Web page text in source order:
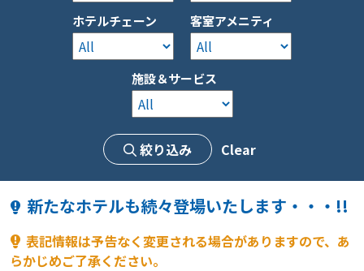
KIE Rates 12% off
Hampton Inn Linden
501 W Edgar Rd, Linden, NJ 07036
KIE Rates from $139-
Somerset Hills Hotel, Tapestry
Collection by Hilton
Rating :
ホテルチェーン 客室アメニティ
施設＆サービス
絞り込み Clear
新たなホテルも続々登場いたします・・・!!
表記情報は予告なく変更される場合がありますので、あ
らかじめご了承ください。